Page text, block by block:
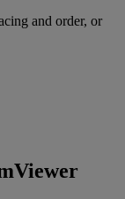
and order, or